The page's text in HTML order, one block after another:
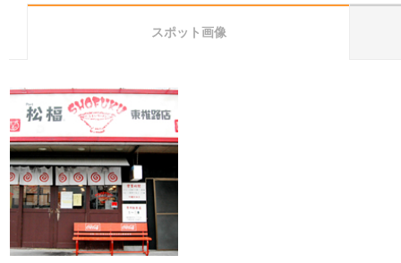
スポット画像